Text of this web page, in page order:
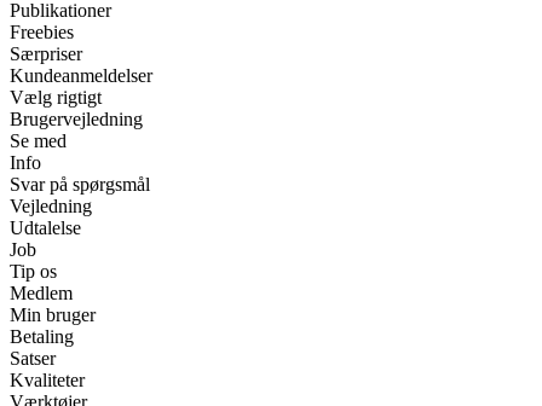
Publikationer
Freebies
Særpriser
Kundeanmeldelser
Vælg rigtigt
Brugervejledning
Se med
Info
Svar på spørgsmål
Vejledning
Udtalelse
Job
Tip os
Medlem
Min bruger
Betaling
Satser
Kvaliteter
Værktøjer